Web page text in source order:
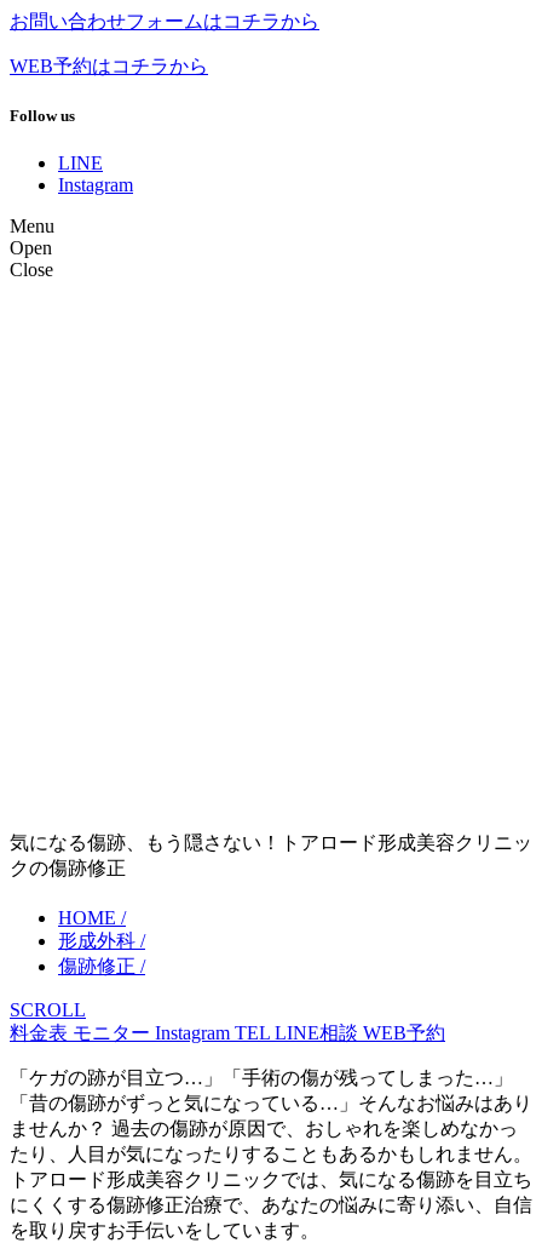
お問い合わせフォームはコチラから
WEB予約はコチラから
Follow us
LINE
Instagram
Menu
Open
Close
気になる傷跡、もう隠さない！トアロード形成美容クリニッ
クの傷跡修正
HOME /
形成外科 /
傷跡修正 /
SCROLL
料金表 モニター Instagram TEL LINE相談 WEB予約
「ケガの跡が目立つ…」「手術の傷が残ってしまった…」
「昔の傷跡がずっと気になっている…」そんなお悩みはあり
ませんか？ 過去の傷跡が原因で、おしゃれを楽しめなかっ
たり、人目が気になったりすることもあるかもしれません。
トアロード形成美容クリニックでは、気になる傷跡を目立ち
にくくする傷跡修正治療で、あなたの悩みに寄り添い、自信
を取り戻すお手伝いをしています。